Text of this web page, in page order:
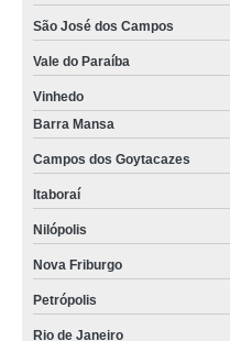
São José dos Campos
Vale do Paraíba
Vinhedo
Barra Mansa
Campos dos Goytacazes
Itaboraí
Nilópolis
Nova Friburgo
Petrópolis
Rio de Janeiro